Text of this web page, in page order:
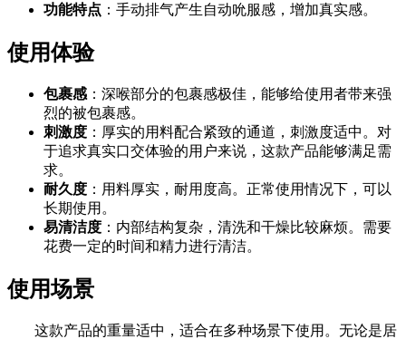
功能特点 ：手动排气产生自动吮服感，增加真实感。
使用体验
包裹感 ：深喉部分的包裹感极佳，能够给使用者带来强
烈的被包裹感。
刺激度 ：厚实的用料配合紧致的通道，刺激度适中。对
于追求真实口交体验的用户来说，这款产品能够满足需
求。
耐久度 ：用料厚实，耐用度高。正常使用情况下，可以
长期使用。
易清洁度 ：内部结构复杂，清洗和干燥比较麻烦。需要
花费一定的时间和精力进行清洁。
使用场景
这款产品的重量适中，适合在多种场景下使用。无论是居